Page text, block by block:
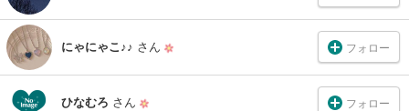
にゃにゃこ♪♪ さん フォロー
ひなむろ さん フォロー